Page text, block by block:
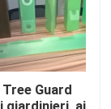
Guard